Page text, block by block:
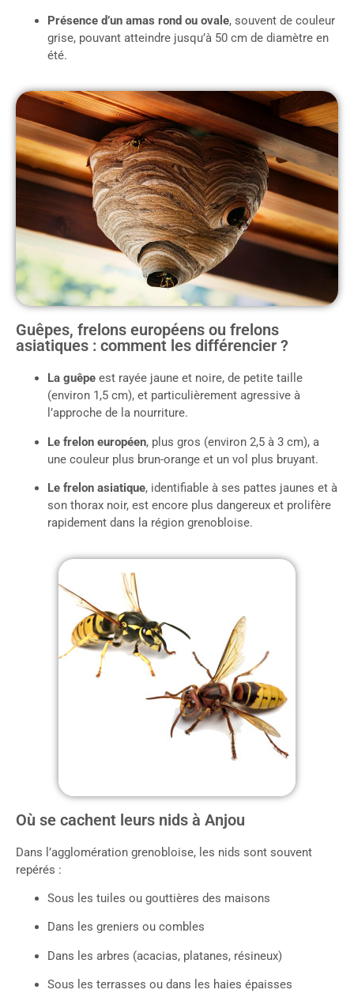
Présence d’un amas rond ou ovale, souvent de couleur
grise, pouvant atteindre jusqu’à 50 cm de diamètre en
été.
Guêpes, frelons européens ou frelons
asiatiques : comment les différencier ?
La guêpe est rayée jaune et noire, de petite taille
(environ 1,5 cm), et particulièrement agressive à
l’approche de la nourriture.
Le frelon européen, plus gros (environ 2,5 à 3 cm), a
une couleur plus brun-orange et un vol plus bruyant.
Le frelon asiatique, identifiable à ses pattes jaunes et à
son thorax noir, est encore plus dangereux et prolifère
rapidement dans la région grenobloise.
Où se cachent leurs nids à Anjou
Dans l’agglomération grenobloise, les nids sont souvent
repérés :
Sous les tuiles ou gouttières des maisons
Dans les greniers ou combles
Dans les arbres (acacias, platanes, résineux)
Sous les terrasses ou dans les haies épaisses